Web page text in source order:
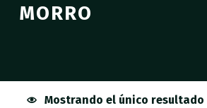
MORRO
Mostrando el único resultado